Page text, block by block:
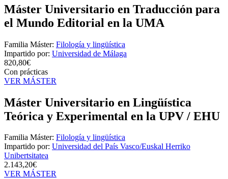
Máster Universitario en Traducción para
el Mundo Editorial en la UMA
Familia Máster: Filología y lingüística
Impartido por: Universidad de Málaga
820,80€
Con prácticas
VER MÁSTER
Máster Universitario en Lingüística
Teórica y Experimental en la UPV / EHU
Familia Máster: Filología y lingüística
Impartido por: Universidad del País Vasco/Euskal Herriko
Unibertsitatea
2.143,20€
VER MÁSTER